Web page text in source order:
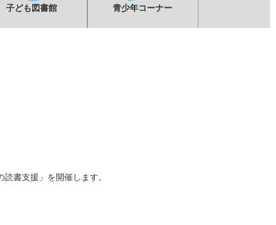
子ども図書館 青少年コーナー
書支援」を開催します。